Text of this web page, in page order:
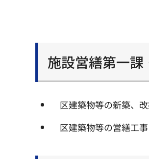
施設営繕第一
区建築物等の新築、
区建築物等の営繕工